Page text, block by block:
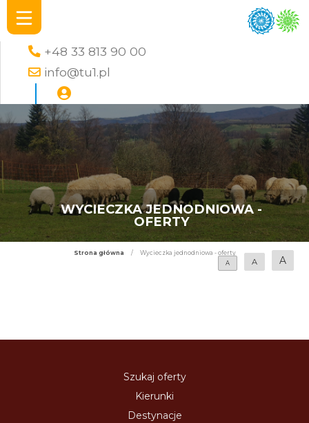
+48 33 813 90 00
info@tu1.pl
WYCIECZKA JEDNODNIOWA -
OFERTY
Strona główna /
Wycieczka jednodniowa - oferty
A
A A
Szukaj oferty
Kierunki
Destynacje